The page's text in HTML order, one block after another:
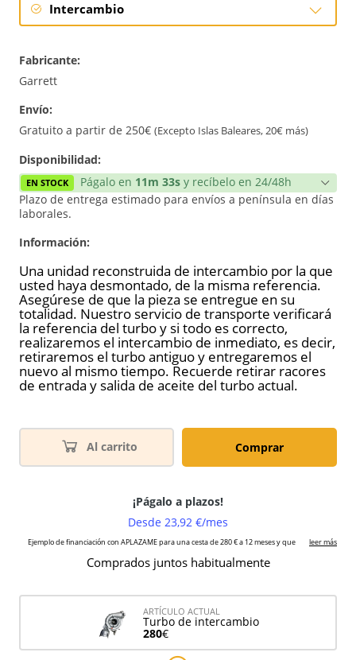
Intercambio
Reconstrucción
Reforzado
Fabricante:
Garrett
Envío:
Gratuito a partir de 250€ (Excepto Islas Baleares, 20€ más)
Disponibilidad:
EN STOCK Págalo en 11m 33s y recíbelo en 24/48h
Plazo de entrega estimado para envíos a península en días
laborales.
Información:
Una unidad reconstruida de intercambio por la que
usted haya desmontado, de la misma referencia.
Asegúrese de que la pieza se entregue en su
totalidad. Nuestro servicio de transporte verificará
la referencia del turbo y si todo es correcto,
realizaremos el intercambio de inmediato, es decir,
retiraremos el turbo antiguo y entregaremos el
nuevo al mismo tiempo. Recuerde retirar racores
de entrada y salida de aceite del turbo actual.
Al carrito Comprar
Comprados juntos habitualmente
ARTÍCULO ACTUAL
Turbo de intercambio
280€